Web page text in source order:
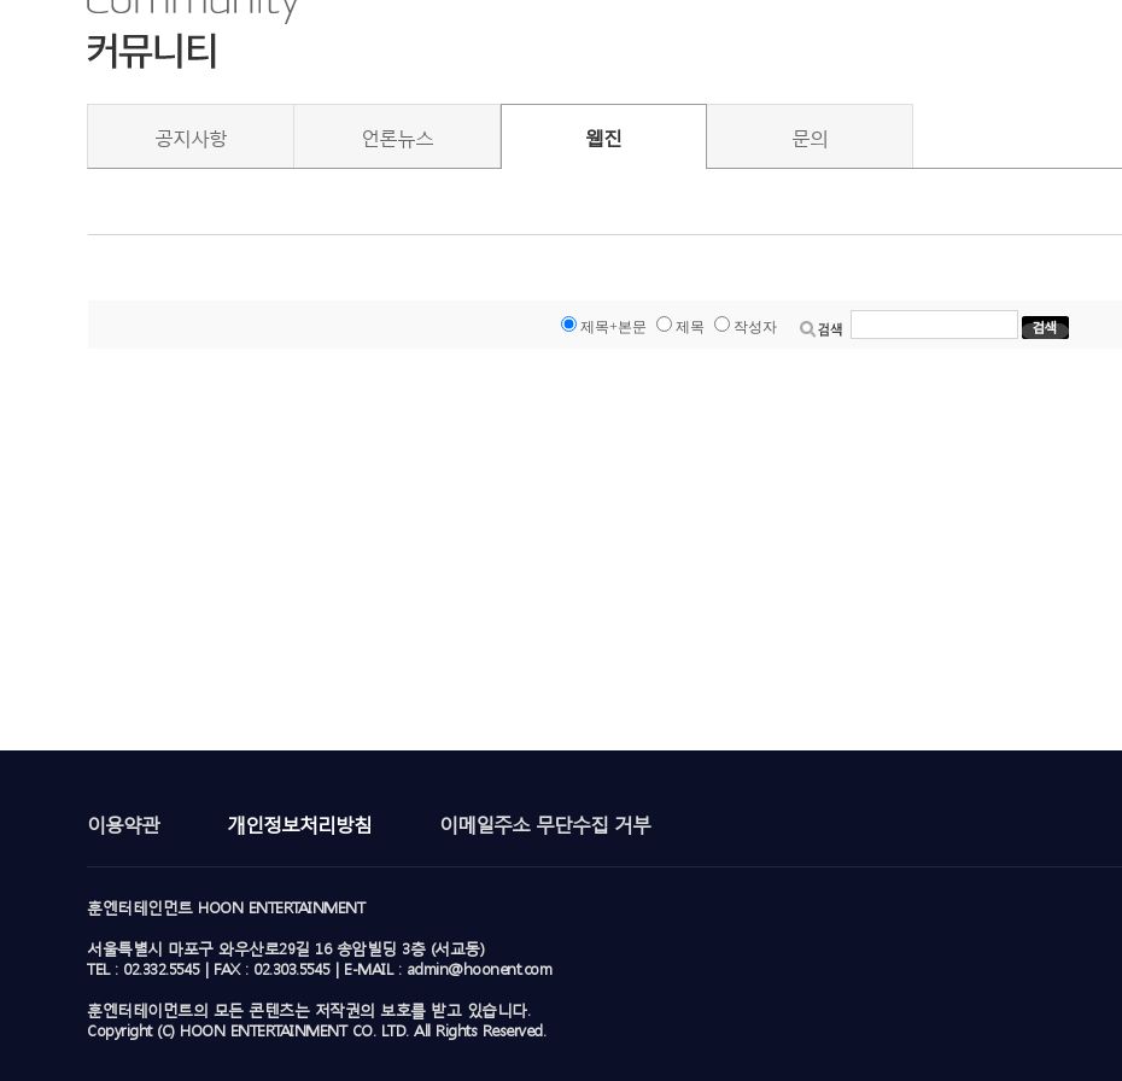
공지사항 언론뉴스 웹진 문의
제목+본문 제목 작성자
이용약관 개인정보처리방침 이메일주소 무단수집 거부
훈엔터테인먼트 HOON ENTERTAINMENT
서울특별시 마포구 와우산로29길 16 송암빌딩 3층 (서교동)
TEL : 02.332.5545 | FAX : 02.303.5545 | E-MAIL : admin@hoonent.com
훈엔터테이먼트의 모든 콘텐츠는 저작권의 보호를 받고 있습니다.
Copyright (C) HOON ENTERTAINMENT CO. LTD. All Rights Reserved.